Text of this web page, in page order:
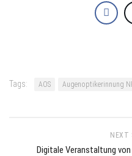
Tags: AOS Augenoptikerinnung
NEXT
Digitale Veranstaltung